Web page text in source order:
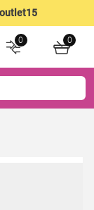
outlet15
0 0